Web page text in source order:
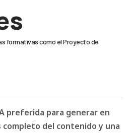
formativas como el Proyecto de
preferida para generar en
completo del contenido y una